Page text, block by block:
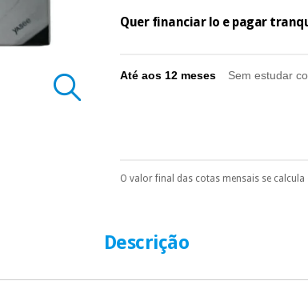
Quer financiar lo e pagar
Até aos 12 meses Sem estudar
Pode escolhê-lo no final do
É gratuito para si
prestações serão cobradas no
O valor final das cotas mensais se
Descrição